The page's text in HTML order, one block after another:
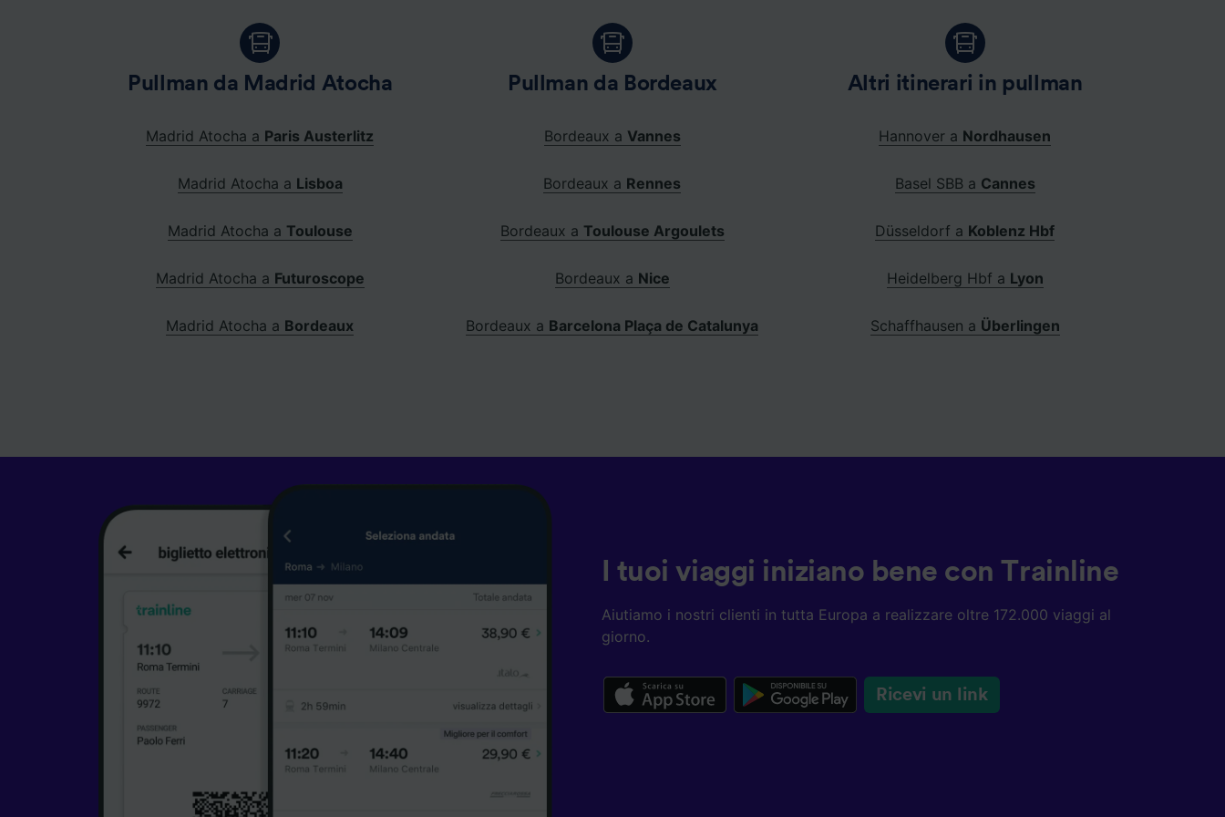
Pullman da Madrid Atocha
Madrid Atocha a Paris Austerlitz
Madrid Atocha a Lisboa
Madrid Atocha a Toulouse
Madrid Atocha a Futuroscope
Madrid Atocha a Bordeaux
Pullman da Bordeaux
Bordeaux a Vannes
Bordeaux a Rennes
Bordeaux a Toulouse Argoulets
Bordeaux a Nice
Bordeaux a Barcelona Plaça de Catalunya
Altri itinerari in pullman
Hannover a Nordhausen
Basel SBB a Cannes
Düsseldorf a Koblenz Hbf
Heidelberg Hbf a Lyon
Schaffhausen a Überlingen
I tuoi viaggi iniziano bene con Trainline
Aiutiamo i nostri clienti in tutta Europa a realizzare oltre 172.000 viaggi al
giorno.
Ricevi un link